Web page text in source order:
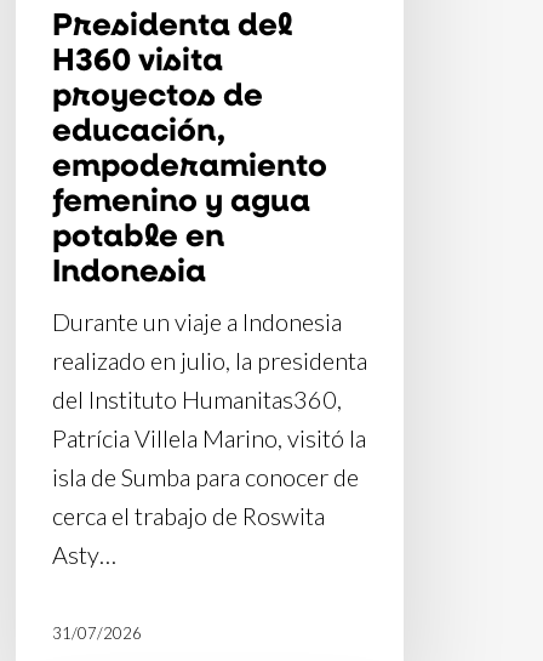
Presidenta del
H360 visita
proyectos de
educación,
empoderamiento
femenino y agua
potable en
Indonesia
Durante un viaje a Indonesia
realizado en julio, la presidenta
del Instituto Humanitas360,
Patrícia Villela Marino, visitó la
isla de Sumba para conocer de
cerca el trabajo de Roswita
Asty…
31/07/2026